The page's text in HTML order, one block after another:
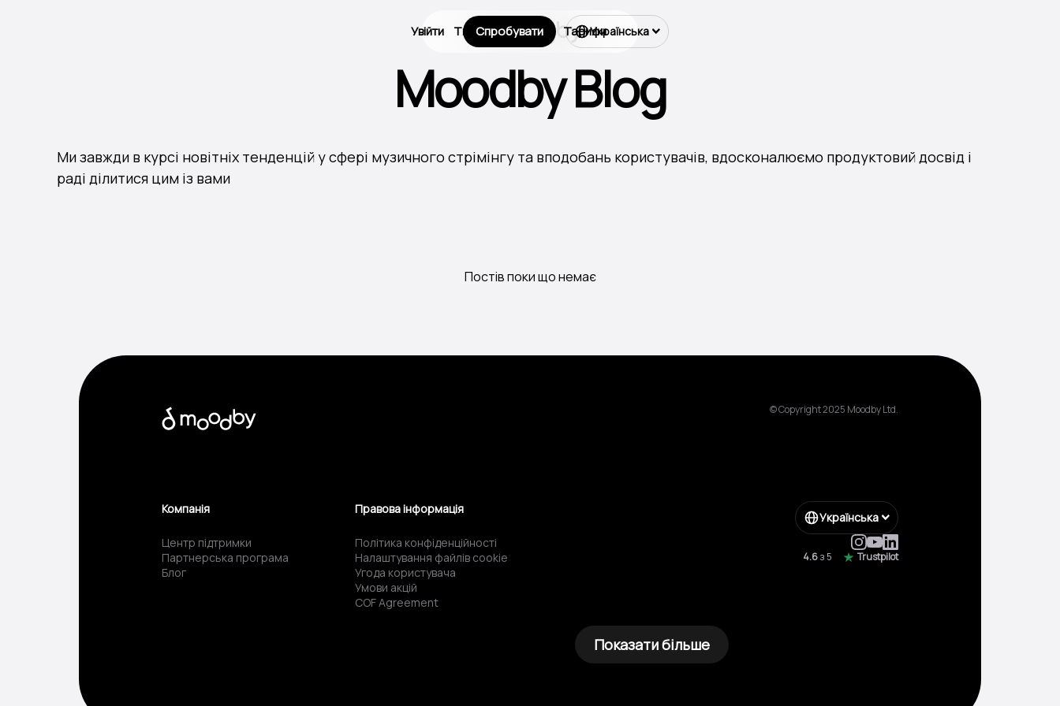
Типи бізнесу Тарифи
Увійти Спробувати Українська
Moodby Blog
Ми завжди в курсі новітніх тенденцій у сфері музичного стрімінгу та вподобань користувачів, вдосконалюємо продуктовий досвід і
раді ділитися цим із вами
Постів поки що немає
© Copyright 2025 Moodby Ltd.
Компанія
Центр підтримки
Партнерська програма
Блог
Правова інформація
Політика конфіденційності
Налаштування файлів cookie
Угода користувача
Умови акцій
COF Agreement
Показати більше
Українська
4.6з 5 Trustpilot